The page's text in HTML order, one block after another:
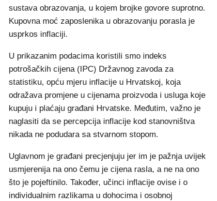
sustava obrazovanja, u kojem brojke govore suprotno.
Kupovna moć zaposlenika u obrazovanju porasla je
usprkos inflaciji.
U prikazanim podacima koristili smo indeks
potrošačkih cijena (IPC) Državnog zavoda za
statistiku, opću mjeru inflacije u Hrvatskoj, koja
odražava promjene u cijenama proizvoda i usluga koje
kupuju i plaćaju građani Hrvatske. Međutim, važno je
naglasiti da se percepcija inflacije kod stanovništva
nikada ne podudara sa stvarnom stopom.
Uglavnom je građani precjenjuju jer im je pažnja uvijek
usmjerenija na ono čemu je cijena rasla, a ne na ono
što je pojeftinilo. Također, učinci inflacije ovise i o
individualnim razlikama u dohocima i osobnoj